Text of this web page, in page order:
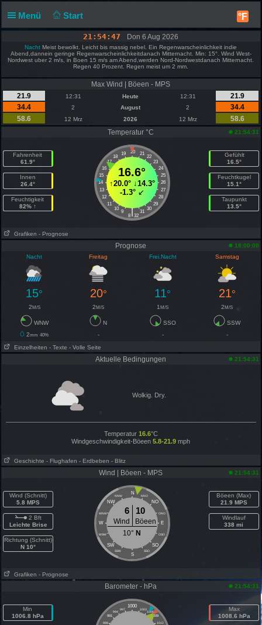
Menü Start °F
21:54:47 Don 6 Aug 2026
Nacht Meist bewolkt. Leicht bis massig nebel. Ein Regenwarscheinlichkeit indie
Abend,dannein geringe Regenwarscheinlichkeitdanach Mitternacht. Min: 15°. Wind West-
Nordwest uber 2 m/s, in Boen 15 m/s am Abend,werden Nord-Nordwestdanach Mitternacht.
Regen 40 Prozent. Regen meist um 2 mm.
Max Wind | Böeen - MPS
21.9
12:31 Heute 12:31
21.9
34.4
2 August 2
34.4
58.6
12 Mrz 2026 12 Mrz
58.6
Temperatur °C
21:54:31
Fahrenheit
61.9°
Innen
26.4°
Feuchtigkeit
82% ↑
20
19 21
18
22
17
23
16
24
15
25
14
26
13
27
12
28
11
29
10
30
9 31
|
8 32
16.6°
↑20.0°↓14.3°
-1.3°↙
Gefühlt
16.5°
Feuchtkugel
15.1°
Taupunkt
13.5°
Grafiken - Prognose
Prognose
18:00:00
Nacht
Freitag Frei.Nacht Samstag
15° 20° 11° 21°
2M/S 2M/S 1M/S 2M/S
WNW N SSO
SSW
2mm 40% - -
-
Einzelheiten - Texte - Volle Seite
Aktuelle Bedingungen 21:54:31
Wolkig. Dry.
Temperatur 16.6°C
Windgeschwindigkeit-Böeen 5.8-21.9 mph
Geschichte - Flughafen - Erdbeben - Blitz
Wind | Böeen - MPS 21:54:31
Wind (Schnitt)
5.8 MPS
2 Bft
Leichte Brise
Richtung (Schnitt)
N 10°
N
NNW NNO
NW NO
WNW ONO
W E
WSW OSO
SW SO
SSW SSO
S
6 10
Wind
Böeen
10° N
Böeen (Max)
21.9 MPS
Windlauf
338 mi
Grafiken - Prognose
Barometer - hPa 21:54:31
Min
1006.8 hPa
1000
997 1003
994
1006
991
1009
988
1012
Max
1008.6 hPa